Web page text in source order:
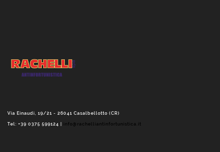
Via Einaudi, 19/21 - 26041 Casalbellotto (CR)
Tel: +39 0375 599124 | info@rachelliantinfortunistica.it